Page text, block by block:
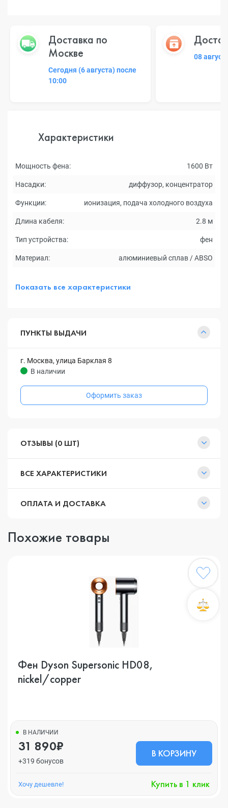
Доставка по
Москве
Сегодня (6 августа) после
10:00
08
Характеристики
Мощность фена: 1600 Вт
Насадки: диффузор, концентратор
Функции: ионизация, подача холодного воздуха
Длина кабеля: 2.8 м
Тип устройства: фен
Материал: алюминиевый сплав / ABSО
Показать все характеристики
ПУНКТЫ ВЫДАЧИ
г. Москва, улица Барклая 8
В наличии
Оформить заказ
ОТЗЫВЫ (0 ШТ)
ВСЕ ХАРАКТЕРИСТИКИ
ОПЛАТА И ДОСТАВКА
Похожие товары
Фен Dyson Supersonic HD08,
nickel/copper
В НАЛИЧИИ
31 890₽
+319 бонусов
В КОРЗИНУ
Хочу дешевле! Купить в 1 клик